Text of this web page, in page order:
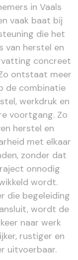
in Vaals
vaak baat bij
die het
van herstel en
concreet
ontstaat meer
de combinatie
werkdruk en
voortgang. Zo
herstel en
met elkaar
zonder dat
onnodig
wordt.
die begeleiding
wordt de
naar werk
rustiger en
uitvoerbaar.